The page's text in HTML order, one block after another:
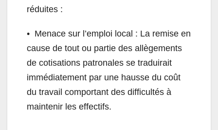
réduites :
•⁠ ⁠Menace sur l’emploi local : La remise en
cause de tout ou partie des allègements
de cotisations patronales se traduirait
immédiatement par une hausse du coût
du travail comportant des difficultés à
maintenir les effectifs.